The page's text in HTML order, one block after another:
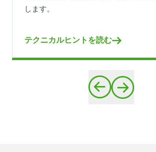
します。
テクニカルヒントを読む